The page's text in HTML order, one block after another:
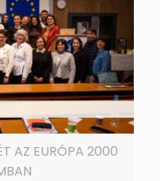
AZ EURÓPA 2000